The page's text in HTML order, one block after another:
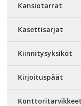
Kansiotarrat
Kasettisarjat
Kiinnitysyksiköt
Kirjoituspäät
Konttoritarvikkeet